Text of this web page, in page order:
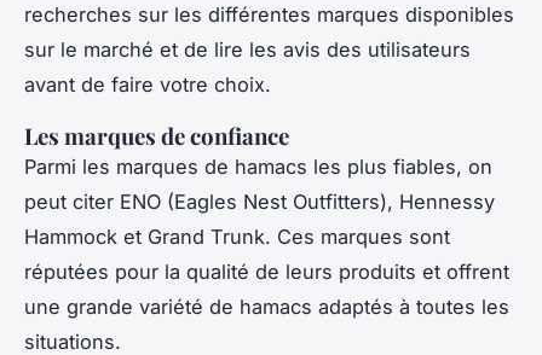
recherches sur les différentes marques disponibles
sur le marché et de lire les avis des utilisateurs
avant de faire votre choix.
Les marques de confiance
Parmi les marques de hamacs les plus fiables, on
peut citer ENO (Eagles Nest Outfitters), Hennessy
Hammock et Grand Trunk. Ces marques sont
réputées pour la qualité de leurs produits et offrent
une grande variété de hamacs adaptés à toutes les
situations.